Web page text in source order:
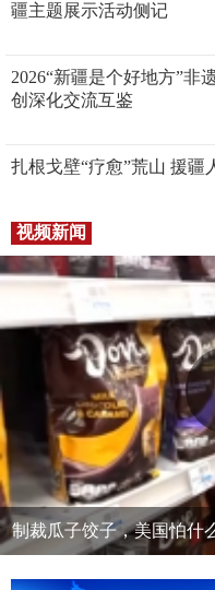
疆主题展示活动侧记
2026“新疆是个好地方”非
创深化交流互鉴
扎根戈壁“疗愈”荒山 援疆
视频新闻
制裁瓜子饺子，美国怕什